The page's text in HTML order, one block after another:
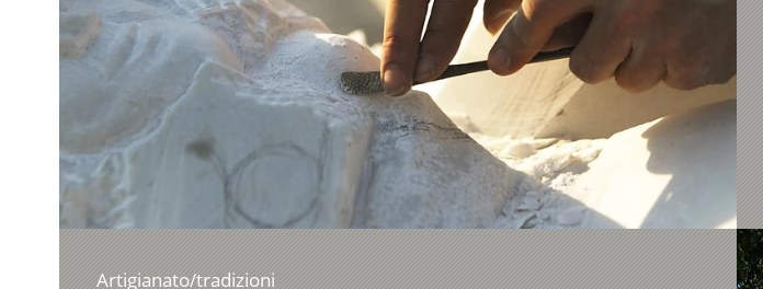
Artigianato/tradizioni